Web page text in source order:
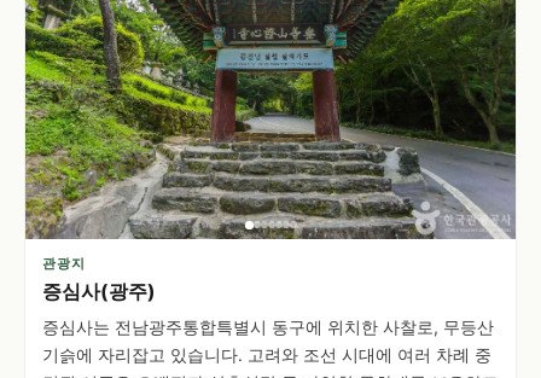
관광지
증심사(광주)
증심사는 전남광주통합특별시 동구에 위치한 사찰로, 무등산
기슭에 자리잡고 있습니다. 고려와 조선 시대에 여러 차례 중